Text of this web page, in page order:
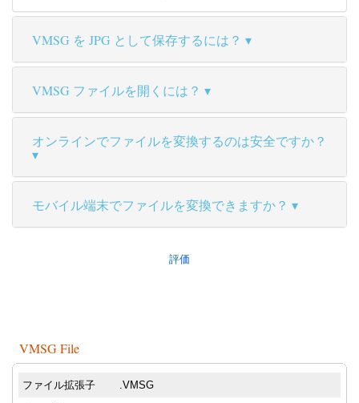
VMSG を JPG として保存するには？
VMSG ファイルを開くには？
オンラインでファイルを変換するのは安全ですか？
モバイル端末でファイルを変換できますか？
評価
VMSG File
ファイル拡張子 .VMSG